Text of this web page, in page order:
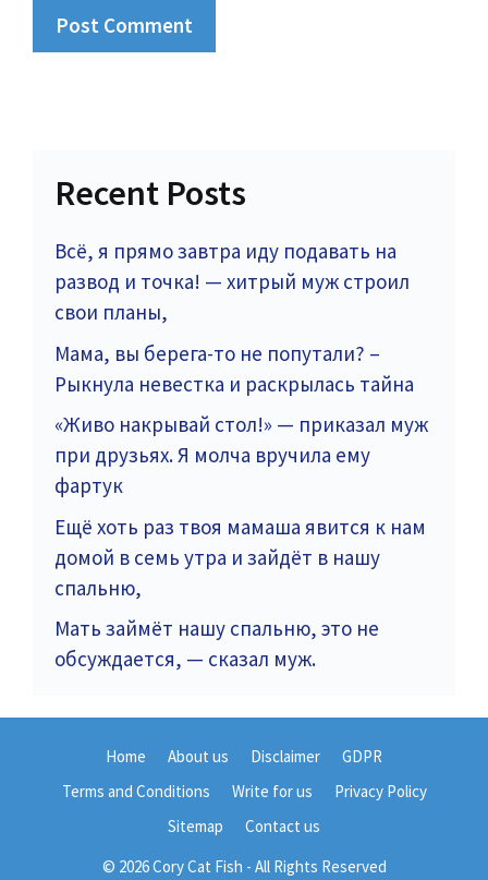
Recent Posts
Всё, я прямо завтра иду подавать на
развод и точка! — хитрый муж строил
свои планы,
Мама, вы берега-то не попутали? –
Рыкнула невестка и раскрылась тайна
«Живо накрывай стол!» — приказал муж
при друзьях. Я молча вручила ему
фартук
Ещё хоть раз твоя мамаша явится к нам
домой в семь утра и зайдёт в нашу
спальню,
Мать займёт нашу спальню, это не
обсуждается, — сказал муж.
Home About us Disclaimer
GDPR
Terms and Conditions
Write for us
Privacy Policy
Sitemap
Contact us
© 2026 Cory Cat Fish - All Rights Reserved